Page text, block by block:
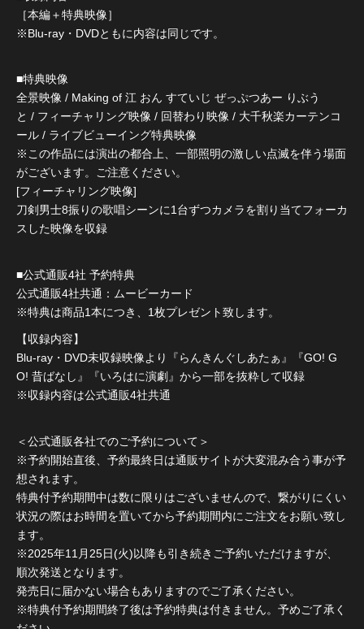
［本編＋特典映像］
※Blu-ray・DVDともに内容は同じです。
■特典映像
全景映像 / Making of 江 おん すていじ ぜっぷつあー りぶう
と / フィーチャリング映像 / 回替わり映像 / 大千秋楽カーテンコ
ール / ライブビューイング特典映像
※この作品には演出の都合上、一部照明の激しい点滅を伴う場面
がございます。ご注意ください。
[フィーチャリング映像]
刀剣男士8振りの歌唱シーンに1台ずつカメラを割り当てフォーカ
スした映像を収録
■公式通販4社 予約特典
公式通販4社共通：ムービーカード
※特典は商品1本につき、1枚プレゼント致します。
【収録内容】
Blu-ray・DVD未収録映像より『らんきんぐしあたぁ』『GO! G
O! 昔ばなし』『いろはに演劇』から一部を抜粋して収録
※収録内容は公式通販4社共通
＜公式通販各社でのご予約について＞
※予約開始直後、予約最終日は通販サイトが大変混み合う事が予
想されます。
特典付予約期間中は数に限りはございませんので、繋がりにくい
状況の際はお時間を置いてから予約期間内にご注文をお願い致し
ます。
※2025年11月25日(火)以降も引き続きご予約いただけますが、
順次発送となります。
発売日に届かない場合もありますのでご了承ください。
※特典付予約期間終了後は予約特典は付きません。予めご了承く